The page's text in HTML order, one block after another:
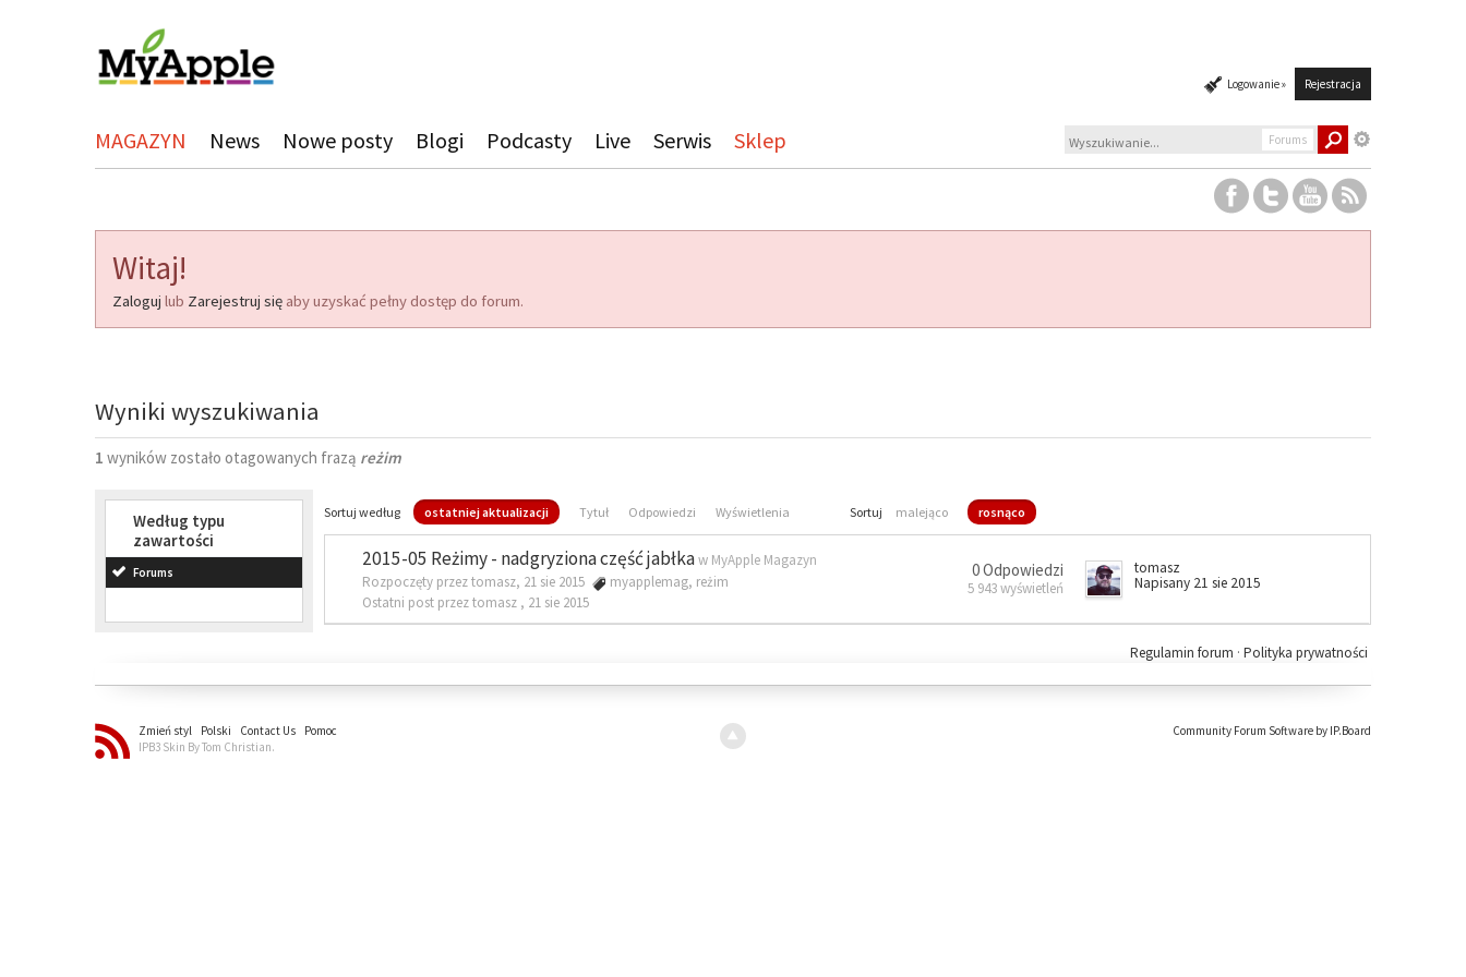
Logowanie » Rejestracja
MAGAZYN News Nowe posty Blogi Podcasty Live Serwis Sklep Forums
Witaj!
Zaloguj lub Zarejestruj się aby uzyskać pełny dostęp do forum.
Wyniki wyszukiwania
1 wyników zostało otagowanych frazą reżim
Według typu
zawartości
Forums
Sortuj według ostatniej aktualizacji Tytuł Odpowiedzi Wyświetlenia Sortuj malejąco rosnąco
2015-05 Reżimy - nadgryziona część jabłkaw MyApple Magazyn
Rozpoczęty przez tomasz, 21 sie 2015
myapplemag, reżim
Ostatni post przez tomasz , 21 sie 2015
0 Odpowiedzi
5 943 wyświetleń
tomasz
Napisany 21 sie 2015
Polityka prywatności
Regulamin forum ·
Zmień styl Polski Contact Us
Pomoc
IPB3 Skin By Tom Christian.
Community Forum Software by IP.Board